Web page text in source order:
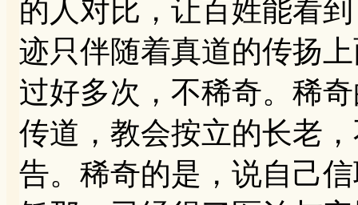
的人对比，让百姓能看
迹只伴随着真道的传扬
过好多次，不稀奇。稀
传道，教会按立的长老
告。稀奇的是，说自己